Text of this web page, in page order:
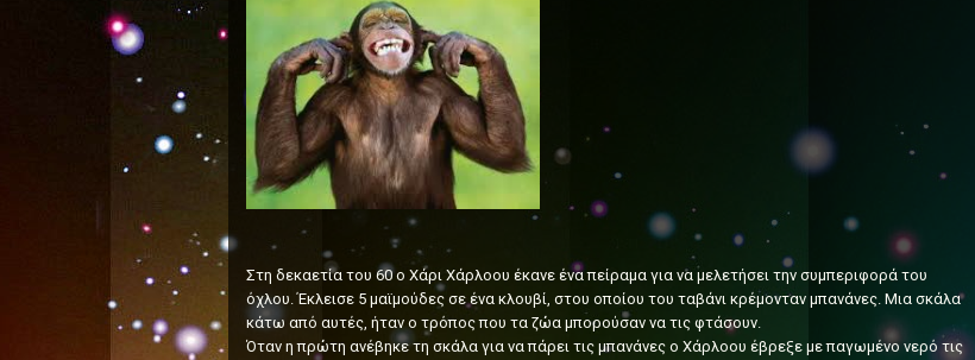
Στη δεκαετία του 60 ο Χάρι Χάρλοου έκανε ένα πείραμα για να μελετήσει την συμπεριφορά του
όχλου. Έκλεισε 5 μαϊμούδες σε ένα κλουβί, στου οποίου του ταβάνι κρέμονταν μπανάνες. Μια σκάλα
κάτω από αυτές, ήταν ο τρόπος που τα ζώα μπορούσαν να τις φτάσουν.
Όταν η πρώτη ανέβηκε τη σκάλα για να πάρει τις μπανάνες ο Χάρλοου έβρεξε με παγωμένο νερό τις